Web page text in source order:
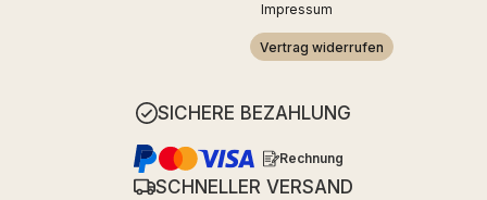
Impressum
Vertrag widerrufen
SICHERE BEZAHLUNG
Rechnung
SCHNELLER VERSAND